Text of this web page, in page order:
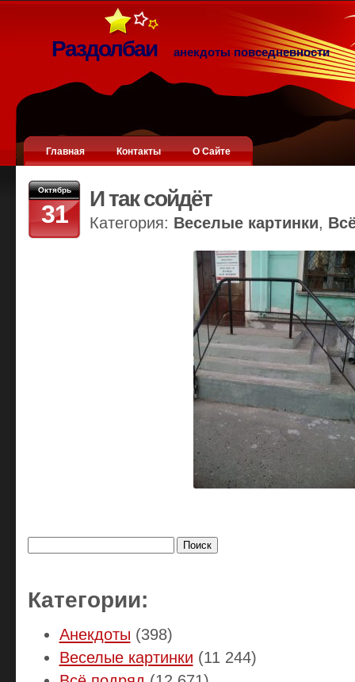
Раздолбаи анекдоты повседневности
Главная Контакты О Сайте
Октябрь
31
И так сойдёт
Категория: Веселые картинки,
Категории:
Анекдоты (398)
Веселые картинки (11 244)